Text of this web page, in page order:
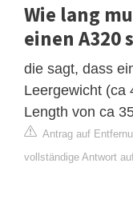
Wie lang
einen A320
die sagt, dass
Leergewicht (ca
Length von ca
Antrag auf
vollständige Antwort